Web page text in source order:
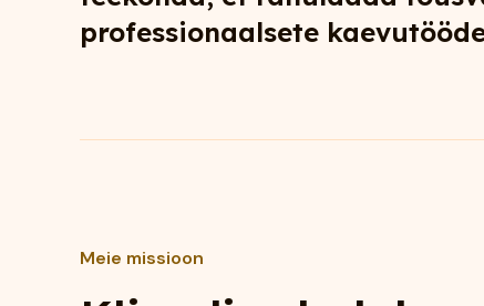
professionaalsete
Meie missioon